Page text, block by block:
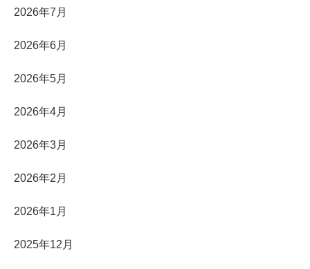
2026年7月
2026年6月
2026年5月
2026年4月
2026年3月
2026年2月
2026年1月
2025年12月